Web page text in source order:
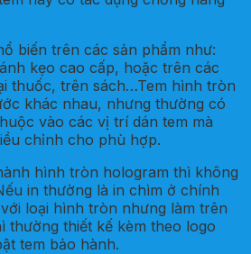
biến trên các sản phẩm như:
kẹo cao cấp, hoặc trên các
thuốc, trên sách…Tem hình tròn
khác nhau, nhưng thường có
vào các vị trí dán tem mà
chỉnh cho phù hợp.
hình tròn hologram thì không
in thường là in chìm ở chính
loại hình tròn nhưng làm trên
thường thiết kế kèm theo logo
tem bảo hành.